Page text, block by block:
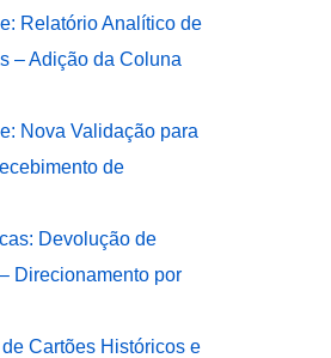
Relatório Analítico de
– Adição da Coluna
Nova Validação para
de
Devolução de
Direcionamento por
Cartões Históricos e